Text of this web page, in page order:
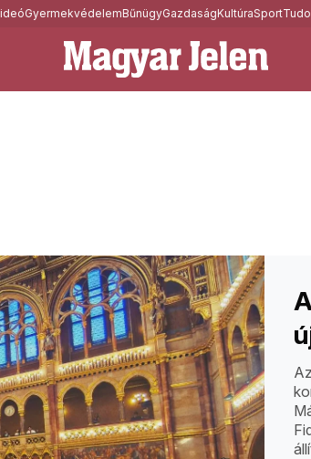
GyermekvédelemBűnügyGazdaságKultúraSport